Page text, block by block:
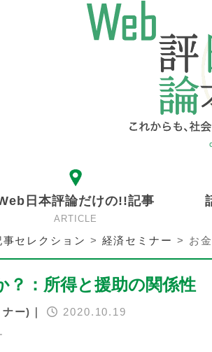
日本評論だけの!!記事
ARTICLE
事セレクション > 経済セミナー > お
？：所得と援助の関係性
ナー)｜ 2020.10.19